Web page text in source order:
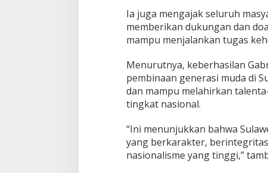
Ia juga mengajak seluruh
memberikan dukungan dan
mampu menjalankan tugas
Menurutnya, keberhasilan
pembinaan generasi muda di
dan mampu melahirkan
tingkat nasional.
“Ini menunjukkan bahwa
yang berkarakter,
nasionalisme yang tinggi,”